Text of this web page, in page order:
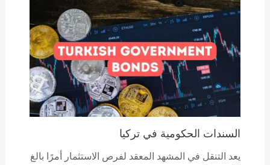
السندات الحكومية في تركيا
يعد التنقل في المشهد المعقد لفرص الاستثمار أمرًا بالغ